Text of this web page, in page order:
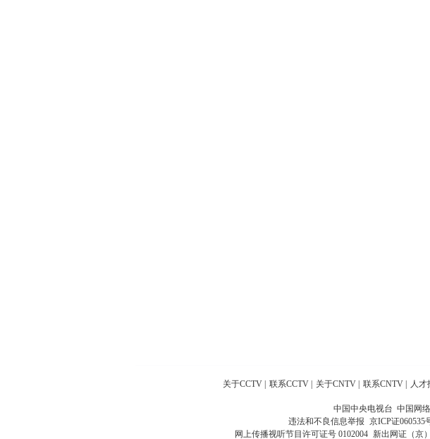
关于CCTV 联系CCTV 关于CNTV 联系CNTV 人才
中国中央电视台 中国网
违法和不良信息举报 京ICP证060535
网上传播视听节目许可证号 0102004 新出网证（京